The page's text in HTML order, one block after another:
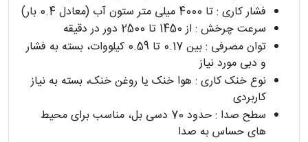
فشار کاری : تا 4000 میلی ‌متر ستون آب (معادل 0.4 بار)
سرعت چرخش : از 1450 تا 2500 دور در دقیقه
توان مصرفی : بین 0.17 تا 0.59 کیلووات، بسته به فشار
و دبی مورد نیاز
نوع خنک‌ کاری : هوا خنک یا روغن خنک، بسته به نیاز
کاربردی
سطح صدا : حدود 70 دسی‌ بل، مناسب برای محیط‌
های حساس به صدا